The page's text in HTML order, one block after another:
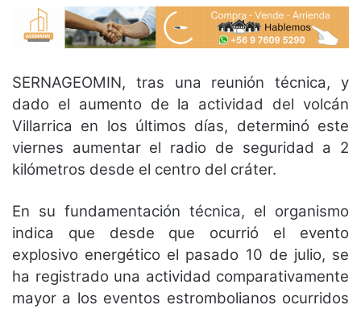
SERNAGEOMIN, tras una reunión técnica, y
dado el aumento de la actividad del volcán
Villarrica en los últimos días, determinó este
viernes aumentar el radio de seguridad a 2
kilómetros desde el centro del cráter.
En su fundamentación técnica, el organismo
indica que desde que ocurrió el evento
explosivo energético el pasado 10 de julio, se
ha registrado una actividad comparativamente
mayor a los eventos estrombolianos ocurridos